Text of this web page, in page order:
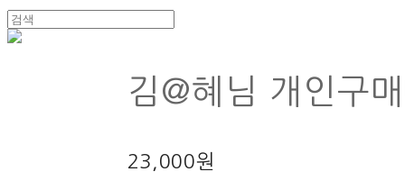
김@혜님 개인구
23,000원